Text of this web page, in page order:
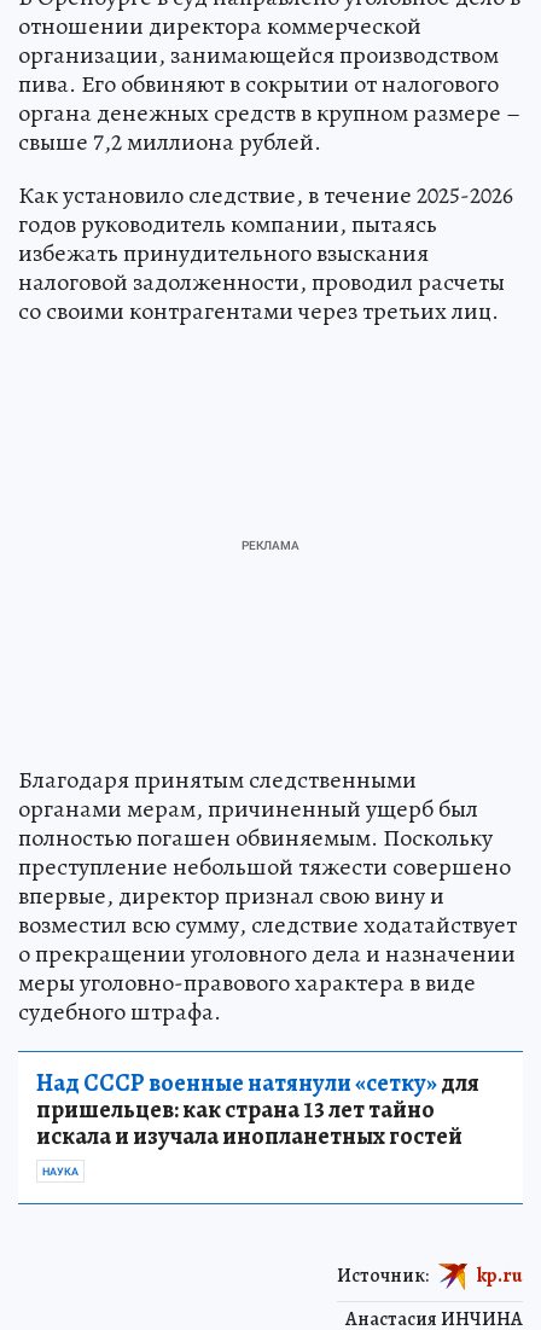
отношении директора коммерческой
организации, занимающейся производством
пива. Его обвиняют в сокрытии от налогового
органа денежных средств в крупном размере –
свыше 7,2 миллиона рублей.
Как установило следствие, в течение 2025-2026
годов руководитель компании, пытаясь
избежать принудительного взыскания
налоговой задолженности, проводил расчеты
со своими контрагентами через третьих лиц.
Благодаря принятым следственными
органами мерам, причиненный ущерб был
полностью погашен обвиняемым. Поскольку
преступление небольшой тяжести совершено
впервые, директор признал свою вину и
возместил всю сумму, следствие ходатайствует
о прекращении уголовного дела и назначении
меры уголовно-правового характера в виде
судебного штрафа.
Над СССР военные натянули «сетку»для
пришельцев: как страна 13 лет тайно
искала и изучала инопланетных гостей
НАУКА
Анастасия ИНЧИНА
Источник: kp.ru